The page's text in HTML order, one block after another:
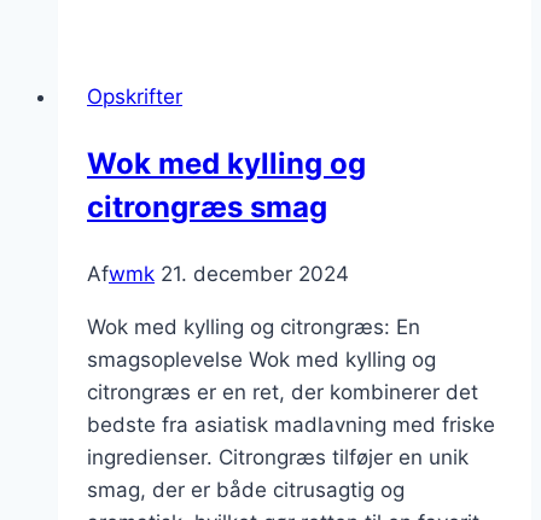
fyldig
smag
Opskrifter
Wok med kylling og
citrongræs smag
Afwmk 21. december 2024
Wok med kylling og citrongræs: En
smagsoplevelse Wok med kylling og
citrongræs er en ret, der kombinerer det
bedste fra asiatisk madlavning med friske
ingredienser. Citrongræs tilføjer en unik
smag, der er både citrusagtig og